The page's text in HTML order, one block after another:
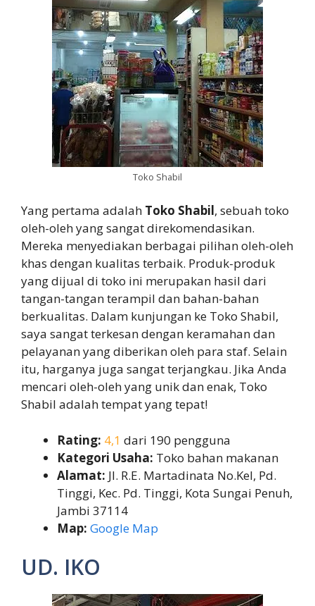
Toko Shabil
Yang pertama adalah Toko Shabil, sebuah toko
oleh-oleh yang sangat direkomendasikan.
Mereka menyediakan berbagai pilihan oleh-oleh
khas dengan kualitas terbaik. Produk-produk
yang dijual di toko ini merupakan hasil dari
tangan-tangan terampil dan bahan-bahan
berkualitas. Dalam kunjungan ke Toko Shabil,
saya sangat terkesan dengan keramahan dan
pelayanan yang diberikan oleh para staf. Selain
itu, harganya juga sangat terjangkau. Jika Anda
mencari oleh-oleh yang unik dan enak, Toko
Shabil adalah tempat yang tepat!
Rating: 4,1 dari 190 pengguna
Kategori Usaha: Toko bahan makanan
Alamat: Jl. R.E. Martadinata No.Kel, Pd.
Tinggi, Kec. Pd. Tinggi, Kota Sungai Penuh,
Jambi 37114
Map: Google Map
UD. IKO